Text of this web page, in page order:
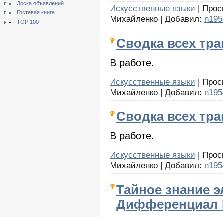
Доска объявлений
Гостевая книга
TOP 100
Искусственные языки |
Михайленко | Добавил:
Сводка всех
В работе.
Искусственные языки |
Михайленко | Добавил:
Сводка всех
В работе.
Искусственные языки |
Михайленко | Добавил:
Тайное знание
Дифференциал